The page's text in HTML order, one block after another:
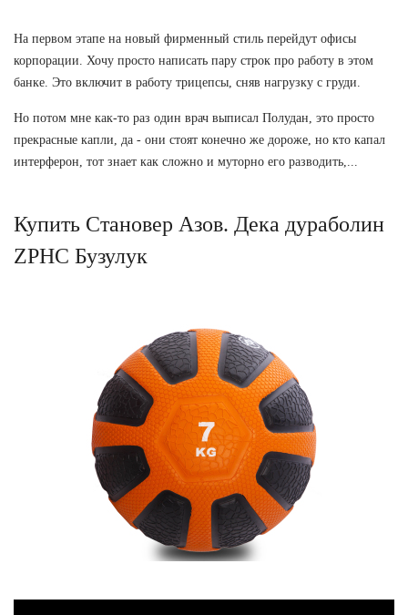
На первом этапе на новый фирменный стиль перейдут офисы
корпорации. Хочу просто написать пару строк про работу в этом
банке. Это включит в работу трицепсы, сняв нагрузку с груди.
Но потом мне как-то раз один врач выписал Полудан, это просто
прекрасные капли, да - они стоят конечно же дороже, но кто капал
интерферон, тот знает как сложно и муторно его разводить,...
Купить Становер Азов. Дека дураболин
ZPHC Бузулук